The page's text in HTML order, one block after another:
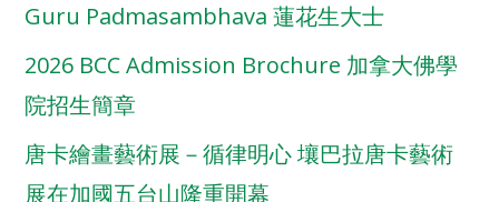
Guru Padmasambhava 蓮花生大士
2026 BCC Admission Brochure 加拿大佛學
院招生簡章
唐卡繪畫藝術展－循律明心 壤巴拉唐卡藝術
展在加國五台山隆重開幕